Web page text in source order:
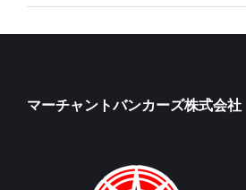
マーチャントバンカーズ株式会社